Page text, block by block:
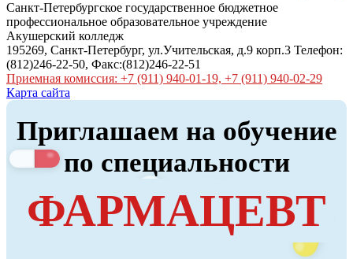
Санкт-Петербургское государственное бюджетное
профессиональное образовательное учреждение
Акушерский колледж
195269, Санкт-Петербург, ул.Учительская, д.9 корп.3 Телефон:
(812)246-22-50, Факс:(812)246-22-51
Приемная комиссия: +7 (911) 940-01-19, +7 (911) 940-02-29
Карта сайта
Приглашаем на обучение
по специальности
ФАРМАЦЕВТ